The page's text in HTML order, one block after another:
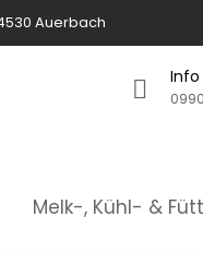
Auerbach
Melk-, Kühl- &